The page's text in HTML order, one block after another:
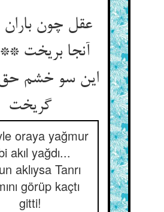
عقل چون باران
آنجا بریخت
این سو خشم
گریخت
oraya yağmur
akıl yağdı...
aklıysa Tanrı
görüp kaçtı
gitti!